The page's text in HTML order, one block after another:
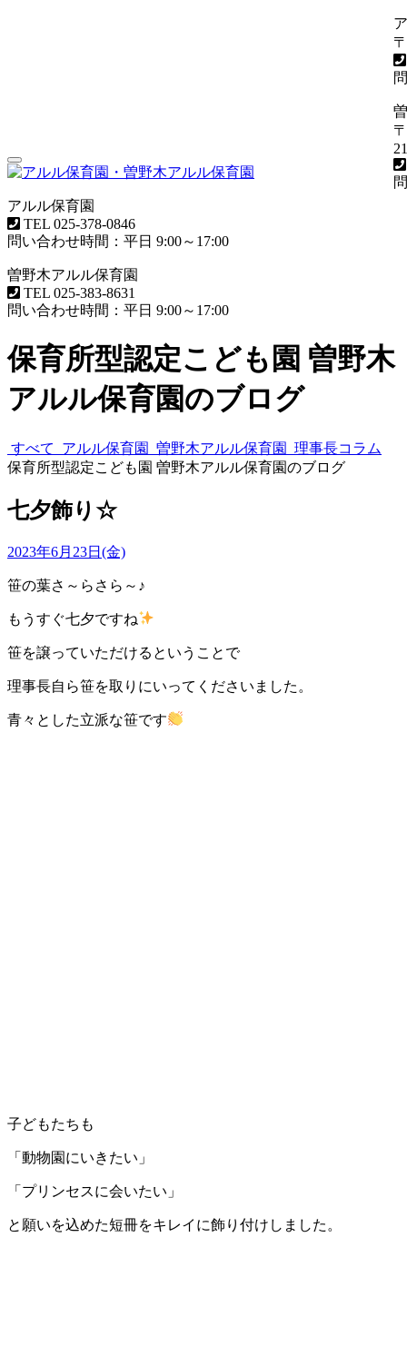
Toggle
navigation
アルル保育園
TEL 025-378-0846
問い合わせ時間：平日 9:00～17:00
曽野木アルル保育園
TEL 025-383-8631
問い合わせ時間：平日 9:00～17:00
保育所型認定こども園 曽野木
アルル保育園のブログ
すべて アルル保育園 曽野木アルル保育園
理事長コラム
保育所型認定こども園 曽野木アルル保育園のブログ
七夕飾り☆
2023年6月23日(金)
笹の葉さ～らさら～♪
もうすぐ七夕ですね
笹を譲っていただけるということで
理事長自ら笹を取りにいってくださいました。
青々とした立派な笹です
子どもたちも
「動物園にいきたい」
「プリンセスに会いたい」
と願いを込めた短冊をキレイに飾り付けしました。